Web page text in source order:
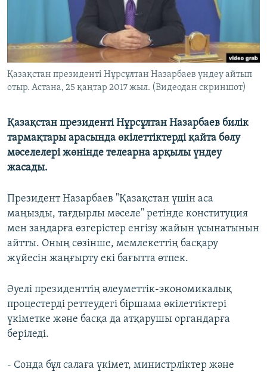
Басқа тілдерде
Қазақстан президенті Нұрсұлтан Назарбаев үндеу айтып
отыр. Астана, 25 қаңтар 2017 жыл. (Видеодан скриншот)
Қазақстан президенті Нұрсұлтан Назарбаев билік
тармақтары арасында өкілеттіктерді қайта бөлу
мәселелері жөнінде телеарна арқылы үндеу
жасады.
Президент Назарбаев "Қазақстан үшін аса
маңызды, тағдырлы мәселе" ретінде конституция
мен заңдарға өзгерістер енгізу жайын ұсынатынын
айтты. Оның сөзінше, мемлекеттің басқару
жүйесін жаңғырту екі бағытта өтпек.
Әуелі президенттің әлеуметтік-экономикалық
процестерді реттеудегі біршама өкілеттіктері
үкіметке және басқа да атқарушы органдарға
беріледі.
- Сонда бұл салаға үкімет, министрліктер және